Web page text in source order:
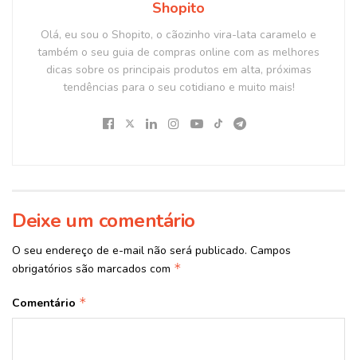
Shopito
Olá, eu sou o Shopito, o cãozinho vira-lata caramelo e
também o seu guia de compras online com as melhores
dicas sobre os principais produtos em alta, próximas
tendências para o seu cotidiano e muito mais!
Deixe um comentário
O seu endereço de e-mail não será publicado. Campos
obrigatórios são marcados com *
Comentário *